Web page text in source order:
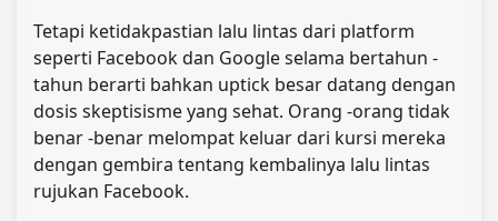
Tetapi ketidakpastian lalu lintas dari platform
seperti Facebook dan Google selama bertahun -
tahun berarti bahkan uptick besar datang dengan
dosis skeptisisme yang sehat. Orang -orang tidak
benar -benar melompat keluar dari kursi mereka
dengan gembira tentang kembalinya lalu lintas
rujukan Facebook.